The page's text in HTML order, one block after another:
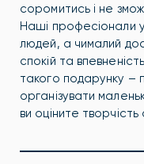
соромитись і не
Наші професіонали
людей, а чималий
спокій та
такого подарунку –
організувати
ви оціните